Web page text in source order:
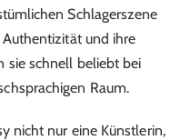
Schlagerszene
und ihre
sie schnell beliebt bei
Raum.
nicht nur eine Künstlerin,